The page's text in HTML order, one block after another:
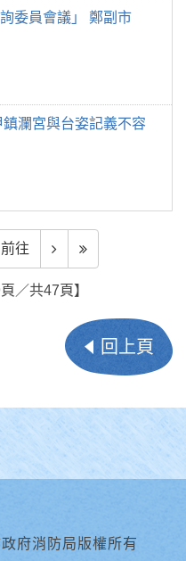
委員會議」 鄭副市
瀾宮與台姿記義不容
前往
／共47頁】
回上頁
府消防局版權所有